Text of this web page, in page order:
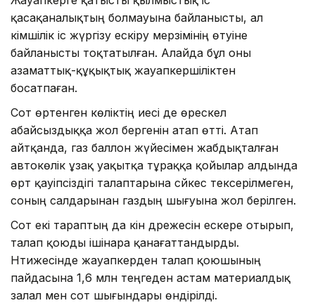
қасақаналықтың болмауына байланысты, ал
әкімшілік іс жүргізу ескіру мерзімінің өтуіне
байланысты тоқтатылған. Алайда бұл оны
азаматтық-құқықтық жауапкершіліктен
босатпаған.
Сот өртенген көліктің иесі де өрескел
абайсыздыққа жол бергенін атап өтті. Атап
айтқанда, газ баллон жүйесімен жабдықталған
автокөлік ұзақ уақытқа тұраққа қойылар алдында
өрт қауіпсіздігі талаптарына сәйкес тексерілмеген,
соның салдарынан газдың шығуына жол берілген.
Сот екі тараптың да кінә дәрежесін ескере отырып,
талап қоюды ішінара қанағаттандырды.
Нәтижесінде жауапкерден талап қоюшының
пайдасына 1,6 млн теңгеден астам материалдық
залал мен сот шығындары өндірілді.